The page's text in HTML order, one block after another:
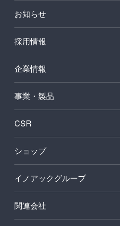
お知らせ
採用情報
企業情報
事業・製品
CSR
ショップ
イノアックグループ
関連会社